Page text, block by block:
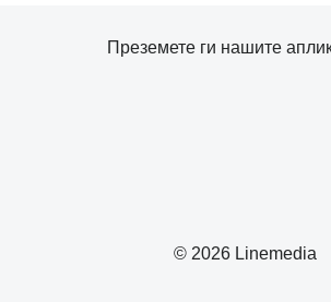
© 2026 Linemedia
Преземете ги нашите